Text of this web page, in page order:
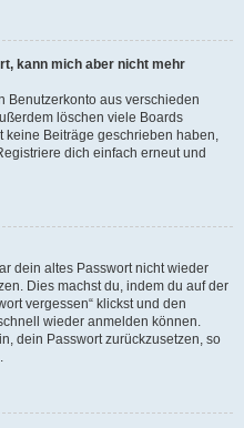
kann mich aber nicht mehr
Benutzerkonto aus verschieden
löschen viele Boards
keine Beiträge geschrieben haben,
dich einfach erneut und
dein altes Passwort nicht wieder
Dies machst du, indem du auf der
vergessen“ klickst und den
wieder anmelden können.
dein Passwort zurückzusetzen, so